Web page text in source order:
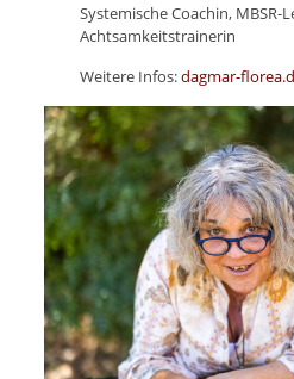
Systemische Coachin, MBSR-
Achtsamkeitstrainerin
Weitere Infos:dagmar-